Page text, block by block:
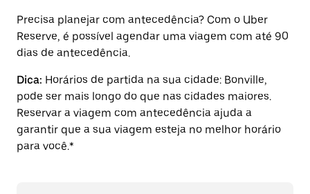
Precisa planejar com antecedência? Com o Uber
Reserve, é possível agendar uma viagem com até 90
dias de antecedência.
Dica: Horários de partida na sua cidade: Bonville,
pode ser mais longo do que nas cidades maiores.
Reservar a viagem com antecedência ajuda a
garantir que a sua viagem esteja no melhor horário
para você.*